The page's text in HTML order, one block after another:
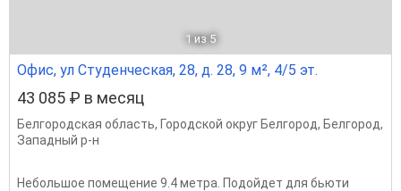
1 из 5
Офис, ул Студенческая, 28, д. 28, 9 м², 4/5 эт.
43 085 ₽ в месяц
Белгородская область, Городской округ Белгород, Белгород,
Западный р-н
Небольшое помещение 9.4 метра. Подойдет для бьюти